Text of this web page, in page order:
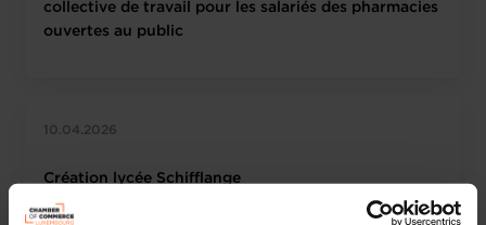
collective de travail pour les salariés des pharmacies
ouvertes au public
10.04.2026
Création lycée Schifflange